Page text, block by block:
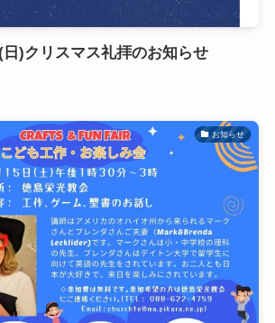
日)クリスマス礼拝のお知らせ
お知らせ